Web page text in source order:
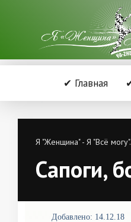
✔ Главная
Я "Женщина" - Я "Всё могу".
Сапоги,
Добавлено: 14.12.18